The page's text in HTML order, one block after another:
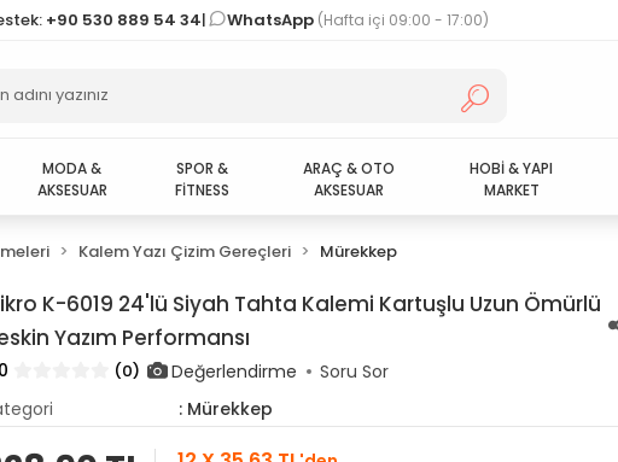
+90 530 889 54 34| WhatsApp (Hafta içi 09:00 - 17:00)
MODA &
AKSESUAR
SPOR &
FİTNESS
ARAÇ & OTO
AKSESUAR
HOBİ & YAPI
MARKET
Kalem Yazı Çizim Gereçleri Mürekkep
K-6019 24'lü Siyah Tahta Kalemi Kartuşlu Uzun Ömürlü
Yazım Performansı
(0) Değerlendirme
Soru Sor
: Mürekkep